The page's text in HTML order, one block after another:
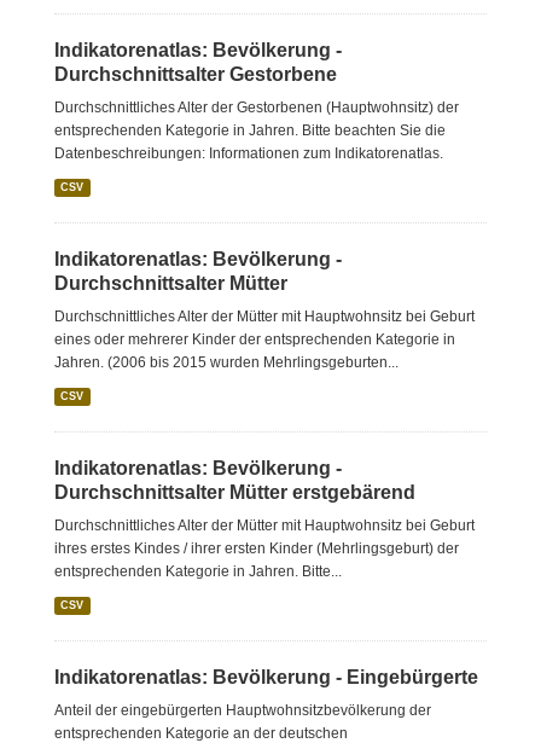
Indikatorenatlas: Bevölkerung -
Durchschnittsalter Gestorbene
Durchschnittliches Alter der Gestorbenen (Hauptwohnsitz) der
entsprechenden Kategorie in Jahren. Bitte beachten Sie die
Datenbeschreibungen: Informationen zum Indikatorenatlas.
CSV
Indikatorenatlas: Bevölkerung -
Durchschnittsalter Mütter
Durchschnittliches Alter der Mütter mit Hauptwohnsitz bei Geburt
eines oder mehrerer Kinder der entsprechenden Kategorie in
Jahren. (2006 bis 2015 wurden Mehrlingsgeburten...
CSV
Indikatorenatlas: Bevölkerung -
Durchschnittsalter Mütter erstgebärend
Durchschnittliches Alter der Mütter mit Hauptwohnsitz bei Geburt
ihres erstes Kindes / ihrer ersten Kinder (Mehrlingsgeburt) der
entsprechenden Kategorie in Jahren. Bitte...
CSV
Indikatorenatlas: Bevölkerung - Eingebürgerte
Anteil der eingebürgerten Hauptwohnsitzbevölkerung der
entsprechenden Kategorie an der deutschen